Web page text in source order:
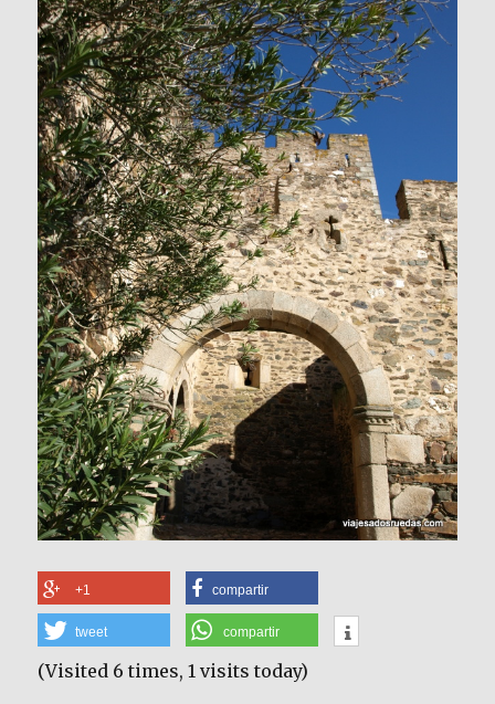
+1 compartir
tweet compartir
(Visited 6 times, 1 visits today)